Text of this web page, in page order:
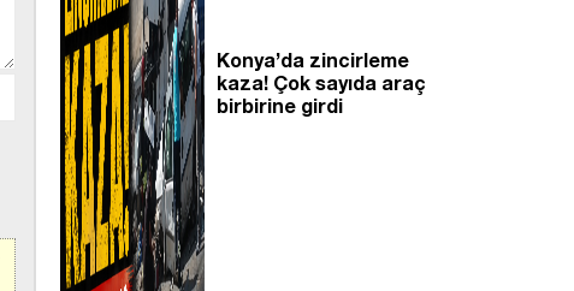
Konya’da zincirleme
kaza! Çok sayıda araç
birbirine girdi